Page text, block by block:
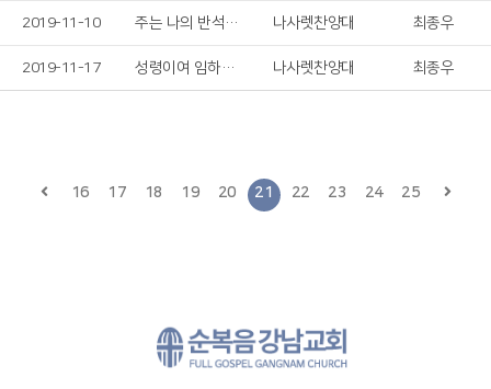
2019-11-10 주는 나의 반석이시니 나사렛찬양대 최종우
2019-11-17 성령이여 임하소서 나사렛찬양대 최종우
16 17 18 19 20 21 22 23 24 25